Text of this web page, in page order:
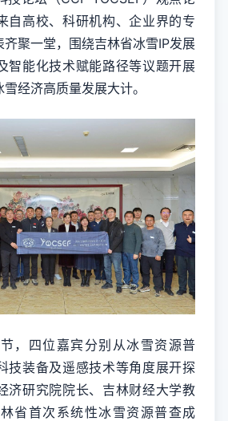
自高校、科研机构、企业界的专
齐聚一堂，围绕吉林省冰雪IP发展
智能化技术赋能路径等议题开展
经济高质量发展大计。
四位嘉宾分别从冰雪资源普
技装备及遥感技术等角度展开探
济研究院院长、吉林财经大学教
省首次系统性冰雪资源普查成